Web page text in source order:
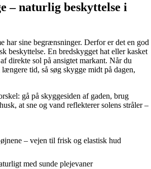
– naturlig beskyttelse i
har sine begrænsninger. Derfor er det en god
beskyttelse. En bredskygget hat eller kasket
direkte sol på ansigtet markant. Når du
tid, så søg skygge midt på dagen,
gå på skyggesiden af gaden, brug
at sne og vand reflekterer solens stråler –
– vejen til frisk og elastisk hud
med sunde plejevaner